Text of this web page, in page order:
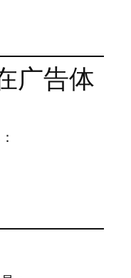
广告体